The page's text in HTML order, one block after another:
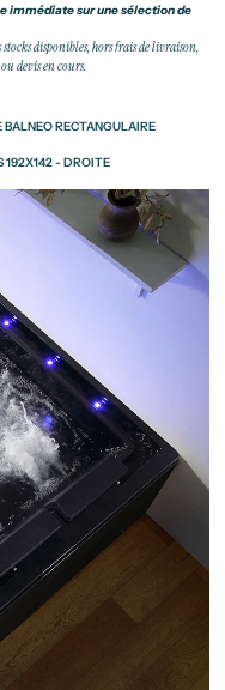
immédiate sur une sélection de
disponibles, hors frais de livraison,
devis en cours.
BALNEO RECTANGULAIRE
192X142 - DROITE